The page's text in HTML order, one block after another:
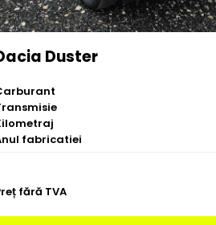
Duster
fabricatiei
fără TVA